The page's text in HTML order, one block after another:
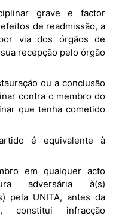
de readmissão, a
via dos órgãos de
recepção pelo órgão
contra o membro do
que tenha cometido
adversária à(s)
pela UNITA, antes da
constitui infracção